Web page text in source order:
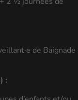
de Baignade
: